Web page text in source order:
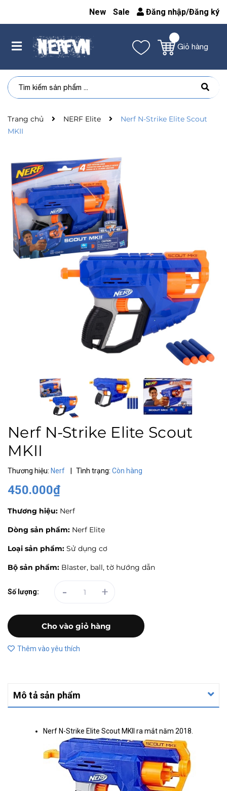
New Sale Đăng nhập/Đăng ký
Giỏ hàng
Trang chủ NERF Elite
Nerf N-Strike Elite Scout
MKII
Nerf N-Strike Elite Scout
MKII
Thương hiệu: Nerf Tình trạng: Còn hàng
450.000₫
Thương hiệu: Nerf
Dòng sản phẩm: Nerf Elite
Loại sản phẩm: Sử dụng cơ
Bộ sản phẩm: Blaster, ball, tờ hướng dẫn
Số lượng: - +
Cho vào giỏ hàng
Thêm vào yêu thích
Mô tả sản phẩm
Nerf N-Strike Elite Scout MKII ra mắt năm 2018.